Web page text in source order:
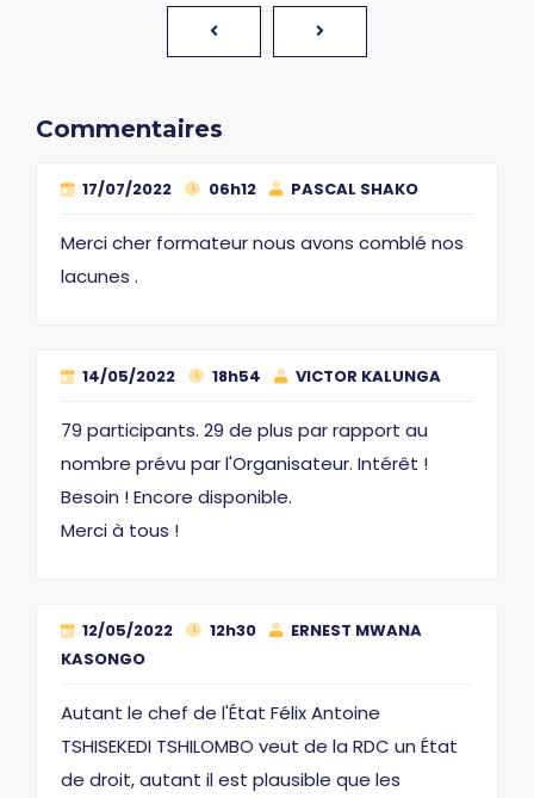
Commentaires
17/07/2022 06h12 PASCAL SHAKO
Merci cher formateur nous avons comblé nos
lacunes .
14/05/2022 18h54 VICTOR KALUNGA
79 participants. 29 de plus par rapport au
nombre prévu par l'Organisateur. Intérêt !
Besoin ! Encore disponible.
Merci à tous !
12/05/2022 12h30
ERNEST MWANA
KASONGO
Autant le chef de l'État Félix Antoine
TSHISEKEDI TSHILOMBO veut de la RDC un État
de droit, autant il est plausible que les